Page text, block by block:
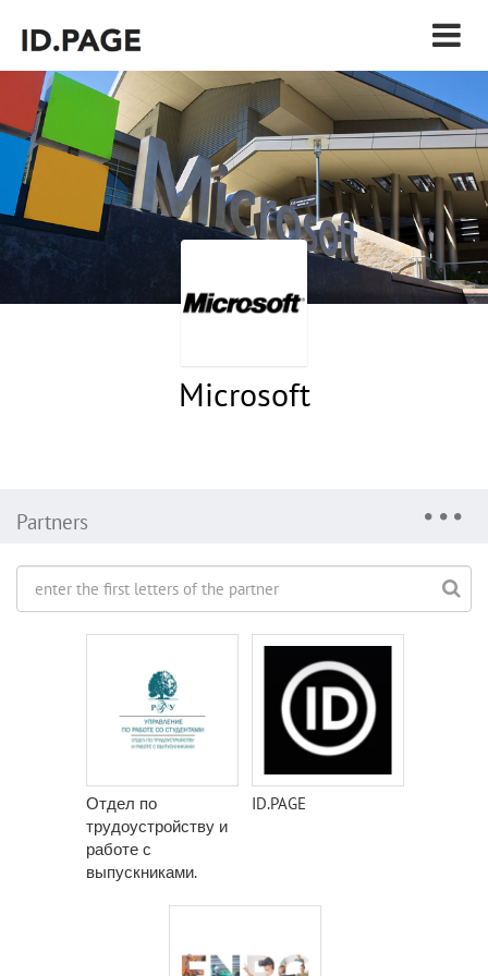
Microsoft
Partners
Отдел по
трудоустройству и
работе с
выпускниками.
ID.PAGE